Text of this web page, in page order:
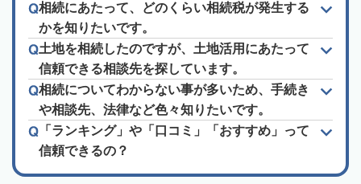
相続にあたって、どのくらい相続税が発生する
かを知りたいです。
土地を相続したのですが、土地活用にあたって
信頼できる相談先を探しています。
相続についてわからない事が多いため、手続き
や相談先、法律など色々知りたいです。
「ランキング」や「口コミ」「おすすめ」って
信頼できるの？